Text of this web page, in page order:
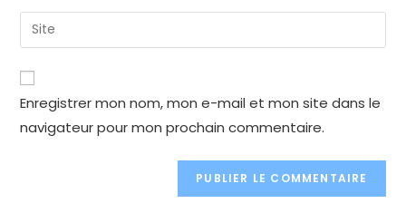
to
comment
email
address
comment
Enter
your
website
URL
(optional)
Enregistrer mon nom, mon e-mail et mon site dans le
navigateur pour mon prochain commentaire.